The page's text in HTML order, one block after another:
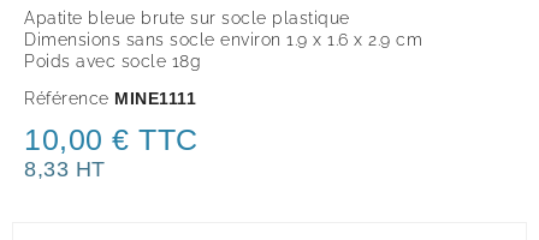
Apatite bleue brute sur socle plastique
Dimensions sans socle environ 1.9 x 1.6 x 2.9 cm
Poids avec socle 18g
Référence MINE1111
10,00 € TTC
8,33 HT